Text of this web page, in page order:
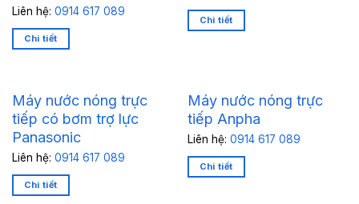
Liên hệ: 0914 617 089
Chi tiết
Chi tiết
Máy nước nóng trực
tiếp có bơm trợ lực
Panasonic
Liên hệ: 0914 617 089
Chi tiết
Máy nước nóng trực
tiếp Anpha
Liên hệ: 0914 617 089
Chi tiết